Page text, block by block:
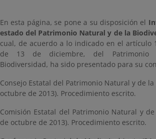
En esta página, se pone a su disposición el
estado del Patrimonio Natural y de la
cual, de acuerdo a lo indicado en el artículo
de 13 de diciembre, del
Biodiversidad, ha sido presentado para su
Consejo Estatal del Patrimonio Natural y de
octubre de 2013). Procedimiento escrito.
Comisión Estatal del Patrimonio Natural y
de octubre de 2013). Procedimiento escrito.